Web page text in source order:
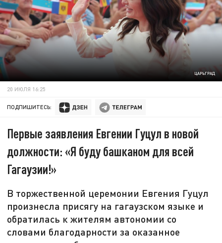
ЦАРЬГРАД
20 ИЮЛЯ 16:25
ПОДПИШИТЕСЬ:
Первые заявления Евгении Гуцул в новой
должности: «Я буду башканом для всей
Гагаузии!»
В торжественной церемонии Евгения Гуцул
произнесла присягу на гагаузском языке и
обратилась к жителям автономии со
словами благодарности за оказанное